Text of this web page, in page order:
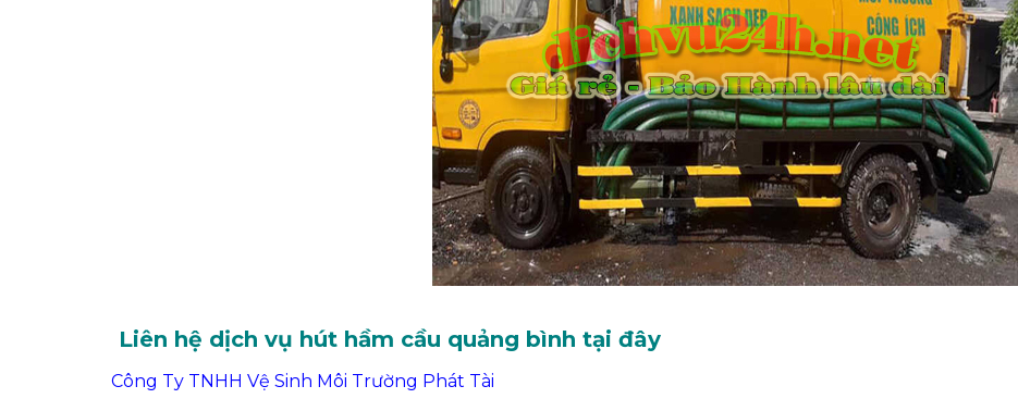
Liên hệ dịch vụ hút hầm cầu quảng bình tại đây
Công Ty TNHH Vệ Sinh Môi Trường Phát Tài